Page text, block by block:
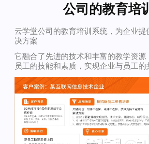
公司的教育培
云学堂公司的教育培训系统，为企业提
决方案
它融合了先进的技术和丰富的教学资源
员工的技能和素质，实现企业与员工的